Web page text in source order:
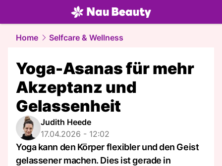
beauty.NAU.ch
Home Selfcare & Wellness
Yoga-Asanas für mehr
Akzeptanz und
Gelassenheit
Judith Heede
17.04.2026 - 12:02
Yoga kann den Körper flexibler und den Geist
gelassener machen. Dies ist gerade in